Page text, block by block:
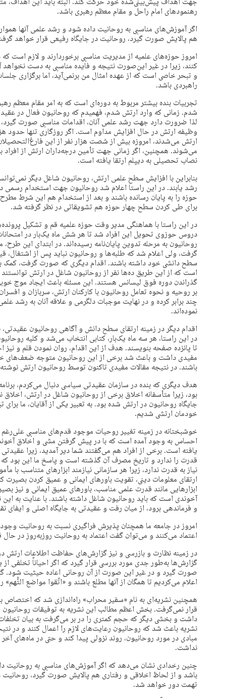
رهنمودهای امام راحل و مقام معظم رهبری باشد.
اگر آموزش‌های مناسبی به روحانیت داده شود و رشد علمی آنها
هم پالایش صورت گیرد، روحانیت در جایگاه رفیعی قرار خواهد
امروز حوزه‌های علمیه از مدیریت مناسبی برخوردارند و لازم
کنند، زیرا در غیر این‌صورت نتیجه و فایده مناسبی به دست
و تبحر خاصی است که از عهده امثال من برنمی‌آید، اما برگزاری
راهبردی باشد.
تجربیات بنده بیشتر مربوط به دوره‌ای است که به امر مقام معظم
شدم. زمانی که وارد ارتش شدم، فهمیدم که روحانیون فعال در
لذا ضرورت دارد جهت رشد علمی آنان، اقدامات مناسبی صورت
وظیفه ارتش در حال افزایش مداوم است. اگر روزگاری تنها حدود
ارتش می‌شدند، امروزه بیش از شصت هزار نفر از این
می‌شوند. همچنین، اگر زمانی جهت تأمین درجه‌داران ارتش از
نصاب تحصیلی به دیپلم ارتقا یافته است.
بنابراین با افزایش سطح علمی ارتش، روحانیون شاغل دیگر
رشد یابند. در این راستا اعلام شد روحانیون جهت استخدام
حوزه را به پایان رسانده باشند و بعد از استخدام هم این
برای طی کردن سطح چهار حوزه هم تشویقاتی در نظر گرفته شد.
در این راستا با هماهنگی مدیر وقت حوزه علمیه قم و تشکیل
دروس حوزوی تحویل این افراد شد تا هر شش ماه یک‌بار در
روحانیون به مرحله تدوین پایان‌نامه رسیده‌اند. در ابتدای این
گرفت، ولی اعلام شد که طلبه‌ها و روحانیون نباید پس از اشتغال،
سطح دانشی خود داشته باشند. اقدام دیگری که صورت گرفت، کمک
است که از این طریق ده‌ها نفر از روحانیون شاغل در ارتش
گذراندن دوره فوق لیسانس هستند. این مسئله باعث ایجاد موج
بر روحیه و نحوه تعامل روحانیون با کارکنان ارتش، سربازان و
چند برابر کرده و در نهایت موجبات دلگرمی و علاقه آنان به رشد
نموده‌اند.
اقدام دیگر در زمینه ارتقای سطح دانش و آگاهی روحانیون
در این راستا، هر سه ماه یک‌بار، کتابی انتخاب می‌شد و کلیه
تا پانزده صفحه بنویسند. هدف از این اقدام، روان نمودن قلم و نیز
مفیدی داشت و باعث شد برخی از این روحانیون متوجه ضعف‌های
باشند. در نتیجه مقالات مفیدی تاکنون توسط روحانیون ارتش
هدف دیگری که بنده در سازمان عقیدتی سیاسی دنبال می‌کردم،
بود، زیرا متأسفانه اخلاق برخی از روحانیون شاغل در ارتش،
جایگاه روحانیون در ارتش شده بود. به تعبیر یکی از آقایان، ما
خودمان ارتشی شدیم.
خوشبختانه در زمینه تغییر روحیات موجود قدم‌های مناسبی
احساس به وجود آمده است که با در پیش گرفتن مشی و اخلاق
یافته است. برخی از افراد هم می‌گفتند شما دیر آمدید، زیرا
قدرت را ندارد و تاریخ مصرف آن گذشته است و پاسخ ما این بود
نیاز به قدرت ندارد، زیرا هر سازمانی نیازمند ابزارهای متناسب
ارتقای معلومات دینی، تقویت باورهای ایمانی و عمیق کردن بصیرت
ابزارهایی مانند قدرت علمی مناسب، باورهای عمیق ایمانی و
آخوندی است که باید روحانیون شاغل داشته باشند. با عنایت به
و فرماندهی برود، از میان رفت و عقیدتی به جایگاه اصلی و
امروز در جامعه ما همچنان پذیرش فراگیری نسبت به روحانیت
اعتماد می‌کنند و می‌توان گفت اعتماد به روحانیت روزبه‌روز در
در زمینه نظارت و بازرسی و نیز گزارش‌های حفاظت اطلاعات ارتش
گزارش‌ها به‌طور جدی مورد بررسی قرار گیرد که اگر احیاناً تخلفی
صورت گیرد و در غیر این صورت از آن روحانی اعاده حیثیت شود.
اعلام می‌کردیم تا همگان از آنها مطلع باشند و «اتّقوا مواضع التُّهم»
همچنین نشریه‌ای به ‌نام «سفیر محراب» راه‌اندازی شد که اختصاص
قرار نمی‌گرفت. بخش اعظم مطالب این نشریه به توفیقات
داشت و بخشی دیگر که حجم کمتری را در بر می‌گرفت به بیان
نشریه باعث شد که روحانیون رعایت‌های لازم را اعمال کنند و در
مبادی در مورد روحانیون، روند نزولی پیدا کند و حتی در ماه‌های
نداشت.
چنین رخدادی نشان می‌دهد که اگر آموزش‌های مناسبی به روحانیت
باشد و از لحاظ اخلاقی و رفتاری هم پالایش صورت گیرد،
تهمت دور خواهد شد.